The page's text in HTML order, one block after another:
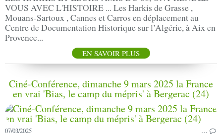
VOUS AVEC L'HISTOIRE ... Les Harkis de Grasse ,
Mouans-Sartoux , Cannes et Carros en déplacement au
Centre de Documentation Historique sur l’Algérie, à Aix en
Provence...
EN SAVOIR PLUS
Ciné-Conférence, dimanche 9 mars 2025 la France
en vrai 'Bias, le camp du mépris' à Bergerac (24)
07/03/2025 …